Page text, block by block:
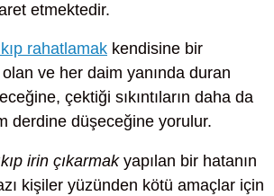
etmektedir.
rahatlamak kendisine bir
ve her daim yanında duran
çektiği sıkıntıların daha da
derdine düşeceğine yorulur.
irin çıkarmakyapılan bir hatanın
kişiler yüzünden kötü amaçlar için